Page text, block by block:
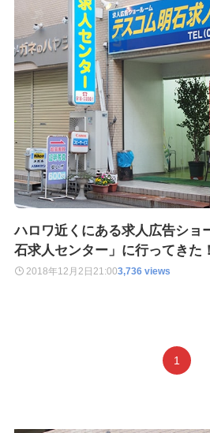
ハロワ近くにある求人広告ショ
石求人センター」に行ってきた！
2018年12月2日21:003,736 views
1